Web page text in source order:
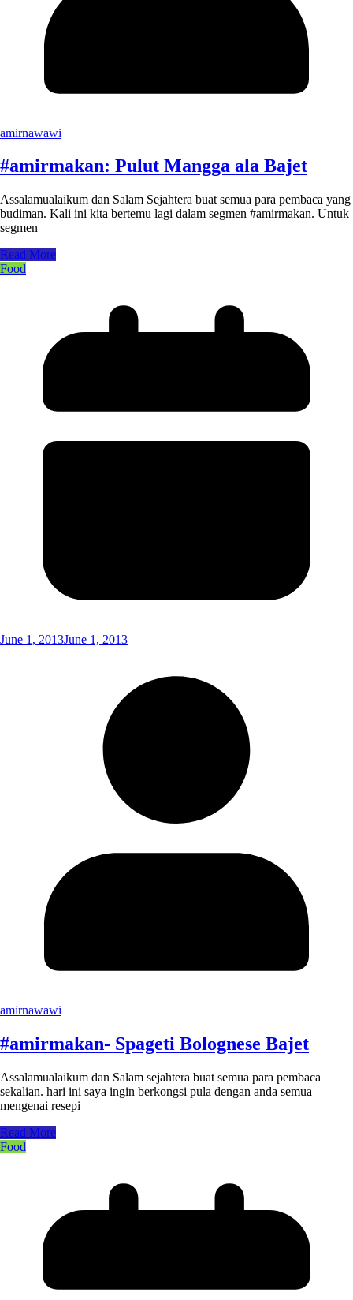
amirnawawi
#amirmakan: Pulut Mangga ala Bajet
Assalamualaikum dan Salam Sejahtera buat semua para pembaca yang
budiman. Kali ini kita bertemu lagi dalam segmen #amirmakan. Untuk
segmen
Read More
Food
June 1, 2013June 1, 2013
amirnawawi
#amirmakan- Spageti Bolognese Bajet
Assalamualaikum dan Salam sejahtera buat semua para pembaca
sekalian. hari ini saya ingin berkongsi pula dengan anda semua
mengenai resepi
Read More
Food